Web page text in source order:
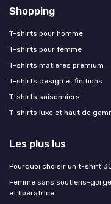
Shopping
T-shirts pour homme
T-shirts pour femme
T-shirts matières premium
T-shirts design et finitions
T-shirts saisonniers
T-shirts luxe et haut de
Les plus lus
Pourquoi choisir un t-shirt
Femme sans soutiens-
et libératrice